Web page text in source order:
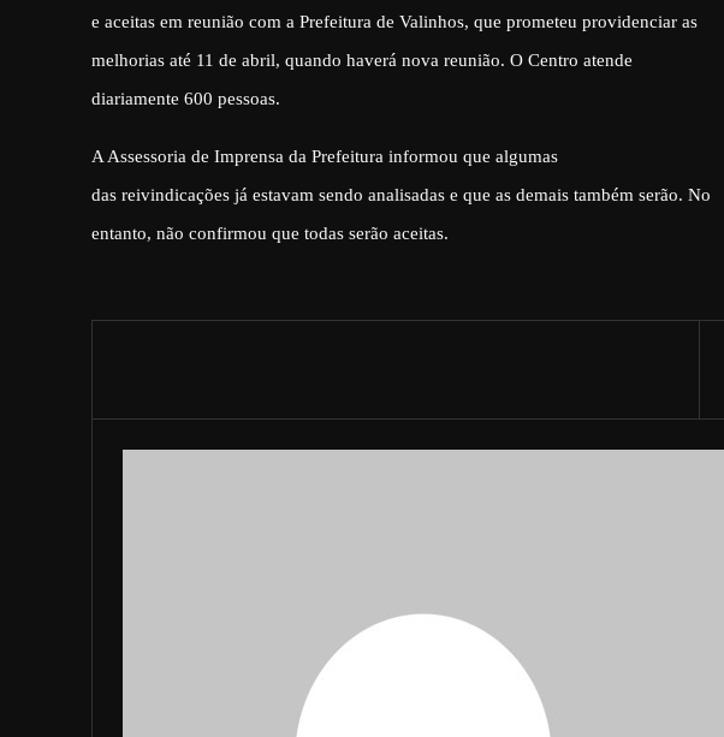
e aceitas em reunião com a Prefeitura de Valinhos, que prometeu providenciar as
melhorias até 11 de abril, quando haverá nova reunião. O Centro atende
diariamente 600 pessoas.
A Assessoria de Imprensa da Prefeitura informou que algumas
das reivindicações já estavam sendo analisadas e que as demais também serão. No
entanto, não confirmou que todas serão aceitas.